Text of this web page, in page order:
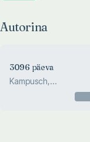
Autorina
3096 päeva
Kampusch,
Gronemeier, Milborn